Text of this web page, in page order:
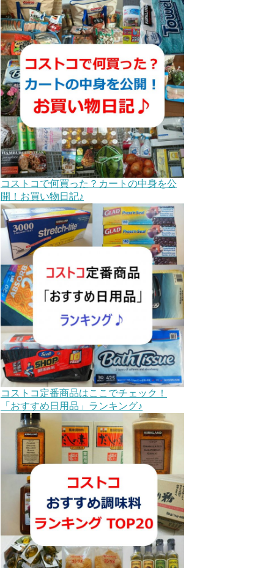
コストコで何買った？カートの中身を公
開！お買い物日記♪
コストコ定番商品はここでチェック！
「おすすめ日用品」ランキング♪